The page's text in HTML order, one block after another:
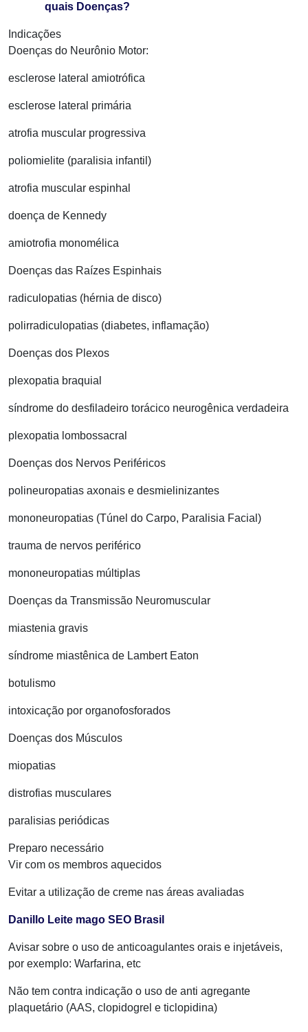
quais Doenças?
Indic​​ações
Doenças do Neurônio Motor:
esclerose lateral amiotrófica
esclerose lateral primária
atrofia muscular progressiva
poliomielite (paralisia infantil)
atrofia muscular espinhal
doença de Kennedy
amiotrofia monomélica
Doenças das Raízes Espinhais
radiculopatias (hérnia de disco)
polirradiculopatias (diabetes, inflamação)
Doenças dos Plexos
plexopatia braquial
síndrome do desfiladeiro torácico neurogênica verdadeira
plexopatia lombossacral
Doenças dos Nervos Periféricos
polineuropatias axonais e desmielinizantes
mononeuropatias (Túnel do Carpo, Paralisia Facial)
trauma de nervos periférico
mononeuropatias múltiplas
Doenças da Transmissão Neuromuscular
miastenia gravis
síndrome miastênica de Lambert Eaton
botulismo
intoxicação por organofosforados
Doenças dos Músculos
miopatias
distrofias musculares
paralisias periódicas
Preparo necessário
Vir com os membros aquecidos
Evitar a utilização de creme nas áreas avaliadas
Danillo Leite mago SEO Brasil
Avisar sobre o uso de anticoagulantes orais e injetáveis,
por exemplo: Warfarina, etc
Não tem contra indicação o uso de anti agregante
plaquetário (AAS, clopidogrel e ticlopidina)​